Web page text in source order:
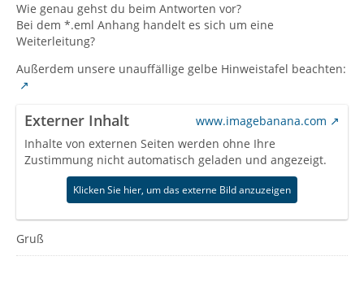
Wie genau gehst du beim Antworten vor?
Bei dem *.eml Anhang handelt es sich um eine
Weiterleitung?
Außerdem unsere unauffällige gelbe Hinweistafel beachten:
Externer Inhalt
www.imagebanana.com
Inhalte von externen Seiten werden ohne Ihre
Zustimmung nicht automatisch geladen und angezeigt.
Klicken Sie hier, um das externe Bild anzuzeigen
Gruß